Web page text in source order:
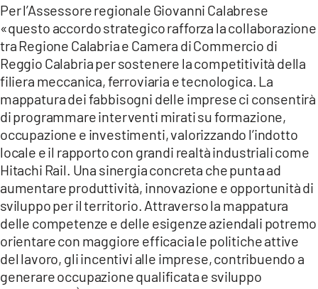
Per l’Assessore regionale Giovanni Calabrese
«questo accordo strategico rafforza la collaborazione
tra Regione Calabria e Camera di Commercio di
Reggio Calabria per sostenere la competitività della
filiera meccanica, ferroviaria e tecnologica. La
mappatura dei fabbisogni delle imprese ci consentirà
di programmare interventi mirati su formazione,
occupazione e investimenti, valorizzando l’indotto
locale e il rapporto con grandi realtà industriali come
Hitachi Rail. Una sinergia concreta che punta ad
aumentare produttività, innovazione e opportunità di
sviluppo per il territorio. Attraverso la mappatura
delle competenze e delle esigenze aziendali potremo
orientare con maggiore efficacia le politiche attive
del lavoro, gli incentivi alle imprese, contribuendo a
generare occupazione qualificata e sviluppo